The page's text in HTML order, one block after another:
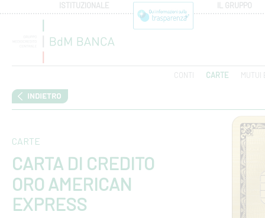
ISTITUZIONALE IL GRUPPO
CONTI CARTE MUTUI
CARTE
CARTA DI CREDITO
ORO AMERICAN
EXPRESS